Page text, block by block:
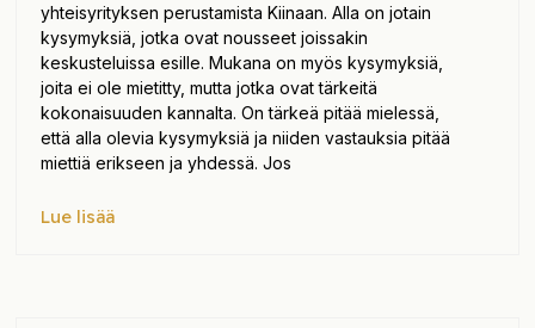
yhteisyrityksen perustamista Kiinaan. Alla on jotain
kysymyksiä, jotka ovat nousseet joissakin
keskusteluissa esille. Mukana on myös kysymyksiä,
joita ei ole mietitty, mutta jotka ovat tärkeitä
kokonaisuuden kannalta. On tärkeä pitää mielessä,
että alla olevia kysymyksiä ja niiden vastauksia pitää
miettiä erikseen ja yhdessä. Jos
Lue lisää